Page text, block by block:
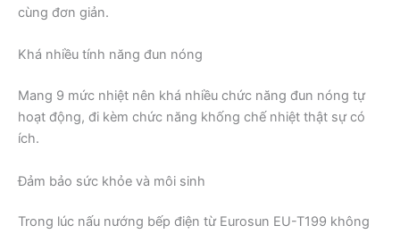
cùng đơn giản.
Khá nhiều tính năng đun nóng
Mang 9 mức nhiệt nên khá nhiều chức năng đun nóng tự
hoạt động, đi kèm chức năng khống chế nhiệt thật sự có
ích.
Đảm bảo sức khỏe và môi sinh
Trong lúc nấu nướng bếp điện từ Eurosun EU-T199 không